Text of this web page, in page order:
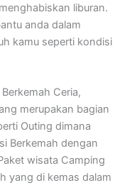
liburan.
anda dalam
kamu seperti kondisi
Ceria,
merupakan bagian
Outing dimana
Berkemah dengan
wisata Camping
yang di kemas dalam